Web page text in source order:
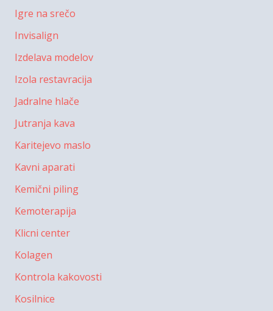
Igre na srečo
Invisalign
Izdelava modelov
Izola restavracija
Jadralne hlače
Jutranja kava
Karitejevo maslo
Kavni aparati
Kemični piling
Kemoterapija
Klicni center
Kolagen
Kontrola kakovosti
Kosilnice